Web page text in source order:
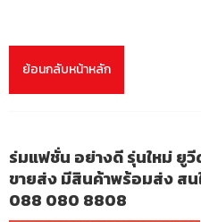
ย้อนกลับหน้าหลัก
ร่มแฟชั่น อย่างดี รุ่นใหม่ ยู
ขายส่ง มีสินค้าพร้อมส่ง สน
088 080 8808